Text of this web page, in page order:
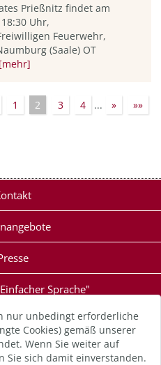
nur unbedingt erforderliche
Cookies) gemäß unserer
Wenn Sie weiter auf
Sie sich damit einverstanden.
Prießnitz findet am
Uhr,
Feuerwehr,
(Saale) OT
[mehr]
1 2 3 4 ... »
»»
Sprache"
Barrierefreiheit
melden